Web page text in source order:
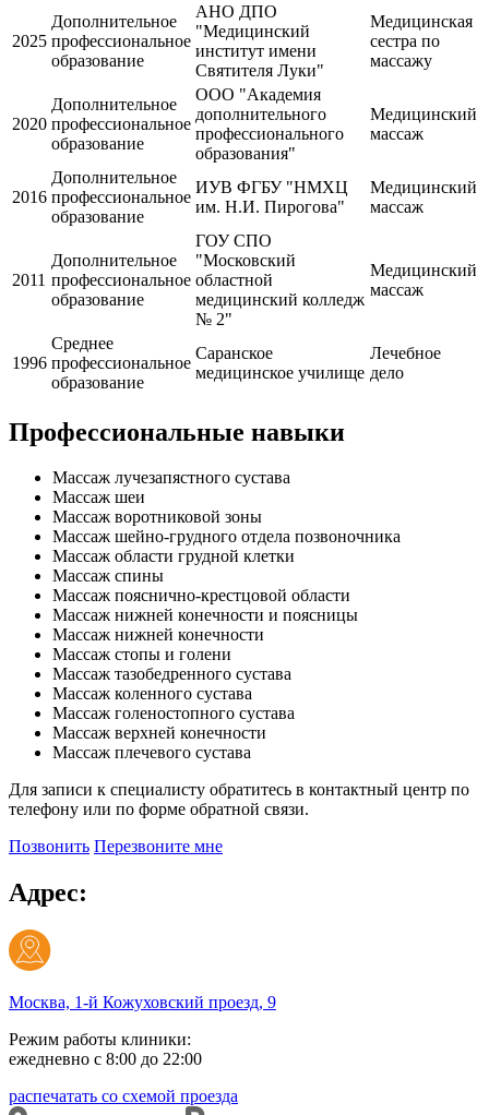
2025
Дополнительное
профессиональное
образование
АНО ДПО
"Медицинский
институт имени
Святителя Луки"
Медицинская
сестра по
массажу
2020
Дополнительное
профессиональное
образование
ООО "Академия
дополнительного
профессионального
образования"
Медицинский
массаж
2016
Дополнительное
профессиональное
образование
ИУВ ФГБУ "НМХЦ
им. Н.И. Пирогова"
Медицинский
массаж
2011
Дополнительное
профессиональное
образование
ГОУ СПО
"Московский
областной
медицинский колледж
№ 2"
Медицинский
массаж
1996
Среднее
профессиональное
образование
Саранское
медицинское училище
Лечебное
дело
Профессиональные навыки
Массаж лучезапястного сустава
Массаж шеи
Массаж воротниковой зоны
Массаж шейно-грудного отдела позвоночника
Массаж области грудной клетки
Массаж спины
Массаж пояснично-крестцовой области
Массаж нижней конечности и поясницы
Массаж нижней конечности
Массаж стопы и голени
Массаж тазобедренного сустава
Массаж коленного сустава
Массаж голеностопного сустава
Массаж верхней конечности
Массаж плечевого сустава
Для записи к специалисту обратитесь в контактный центр по
телефону или по форме обратной связи.
Позвонить Перезвоните мне
Адрес:
Москва, 1-й Кожуховский проезд, 9
Режим работы клиники:
ежедневно с 8:00 до 22:00
распечатать со схемой проезда